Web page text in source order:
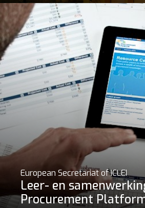
European Secretariat of ICLEI
Leer- en
Procurement